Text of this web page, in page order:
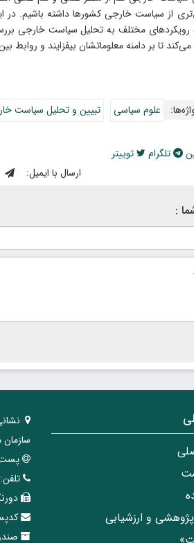
از سیاست خارجی کشورها داشته باشیم. در
رویکردهای مختلف به تحلیل سیاست خارجی
تا بر دامنه معلوماتشان بیفزایند و روابط
علوم سیاسی تبیین و تحلیل سیاست
تلگرام
توییتر
ارسال با ایمیل:
:
و ارزشیابی
پست
تلفن: